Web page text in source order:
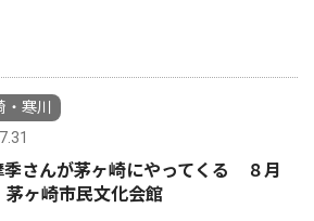
寒川
季さんが茅ヶ崎にやってくる ８月
茅ヶ崎市民文化会館